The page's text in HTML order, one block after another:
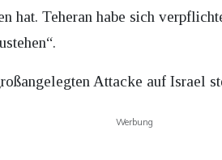
hat. Teheran habe sich
Attacke auf Israel
Werbung